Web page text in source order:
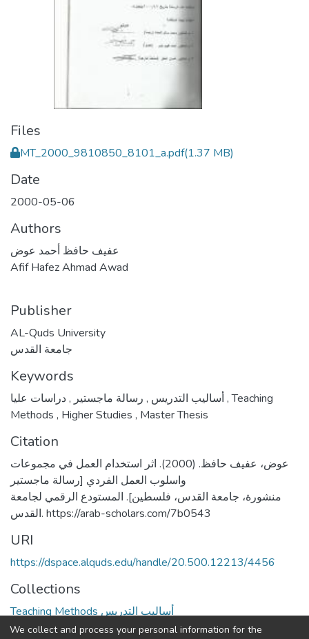
Files
MT_2000_9810850_8101_a.pdf(1.37 MB)
Date
2000-05-06
Authors
عفيف حافظ أحمد عوض
Afif Hafez Ahmad Awad
Publisher
AL-Quds University
جامعة القدس
Keywords
أساليب التدريس , رسالة ماجستير , ,Teaching
Methods , Higher Studies , Master Thesis
Citation
عوض، عفيف حافظ. (2000). اثر استخدام العمل في مجموعات
واسلوب العمل الفردي [رسالة ماجستير
منشورة، جامعة القدس، فلسطين]. المستودع الرقمي لجامعة
القدس. https://arab-scholars.com/7b0543
URI
https://dspace.alquds.edu/handle/20.500.12213/4456
Collections
Teaching Methods أساليب التدريس
We collect and process your personal information for the